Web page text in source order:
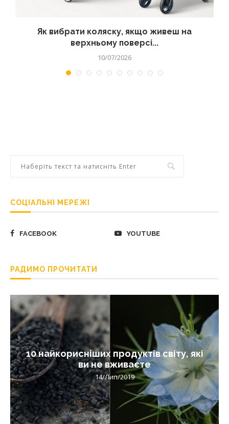
Як вибрати коляску, якщо живеш на
верхньому поверсі...
10/07/2026
СОЦІАЛЬНІ МЕРЕЖІ
FACEBOOK YOUTUBE
РАДИМО ПРОЧИТАТИ
10 найкорисніших продуктів світу, які
ви не вживаєте
14/Лип/2019